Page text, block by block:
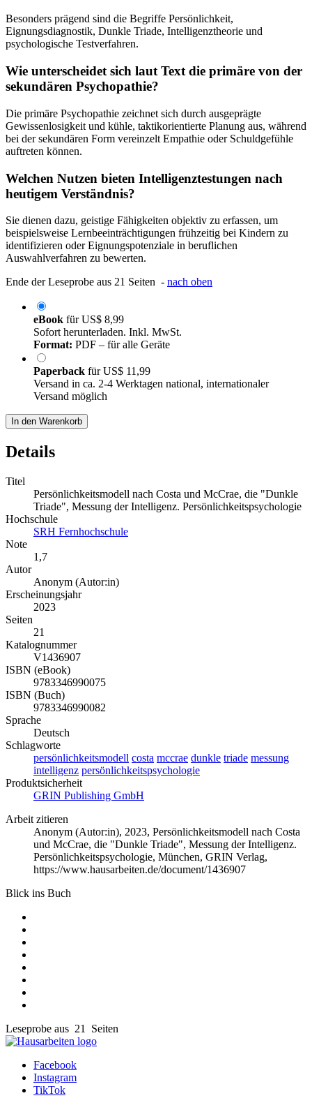
Besonders prägend sind die Begriffe Persönlichkeit,
Eignungsdiagnostik, Dunkle Triade, Intelligenztheorie und
psychologische Testverfahren.
Wie unterscheidet sich laut Text die primäre von der
sekundären Psychopathie?
Die primäre Psychopathie zeichnet sich durch ausgeprägte
Gewissenlosigkeit und kühle, taktikorientierte Planung aus, während
bei der sekundären Form vereinzelt Empathie oder Schuldgefühle
auftreten können.
Welchen Nutzen bieten Intelligenztestungen nach
heutigem Verständnis?
Sie dienen dazu, geistige Fähigkeiten objektiv zu erfassen, um
beispielsweise Lernbeeinträchtigungen frühzeitig bei Kindern zu
identifizieren oder Eignungspotenziale in beruflichen
Auswahlverfahren zu bewerten.
Ende der Leseprobe aus 21 Seiten - nach oben
eBook fürUS$ 8,99
Sofort herunterladen. Inkl. MwSt.
Format: PDF – für alle Geräte
Paperback fürUS$ 11,99
Versand in ca. 2-4 Werktagen national, internationaler
Versand möglich
In den Warenkorb
Details
Titel
Persönlichkeitsmodell nach Costa und McCrae, die "Dunkle
Triade", Messung der Intelligenz. Persönlichkeitspsychologie
Hochschule
SRH Fernhochschule
Note
1,7
Autor
Anonym (Autor:in)
Erscheinungsjahr
2023
Seiten
21
Katalognummer
V1436907
ISBN (eBook)
9783346990075
ISBN (Buch)
9783346990082
Sprache
Deutsch
Schlagworte
persönlichkeitsmodell costa mccrae dunkle triade messung
intelligenz persönlichkeitspsychologie
Produktsicherheit
GRIN Publishing GmbH
Arbeit zitieren
Anonym (Autor:in), 2023, Persönlichkeitsmodell nach Costa
und McCrae, die "Dunkle Triade", Messung der Intelligenz.
Persönlichkeitspsychologie, München, GRIN Verlag,
https://www.hausarbeiten.de/document/1436907
Blick ins Buch
Leseprobe aus 21 Seiten
Facebook
Instagram
TikTok